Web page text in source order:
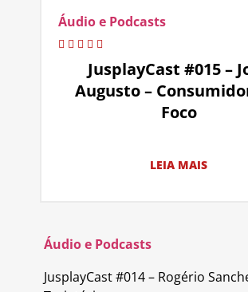
Áudio e Podcasts
JusplayCast #015 –
Augusto –
Foco
LEIA MAIS
Áudio e Podcasts
JusplayCast #014 – Rogério